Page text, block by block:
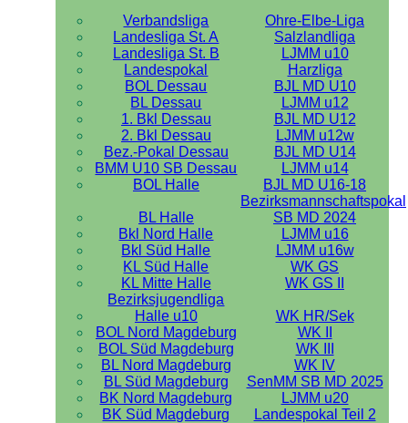
Verbandsliga
Ohre-Elbe-Liga
Landesliga St. A
Salzlandliga
Landesliga St. B
LJMM u10
Landespokal
Harzliga
BOL Dessau
BJL MD U10
BL Dessau
LJMM u12
1. Bkl Dessau
BJL MD U12
2. Bkl Dessau
LJMM u12w
Bez.-Pokal Dessau
BJL MD U14
BMM U10 SB Dessau
LJMM u14
BOL Halle
BJL MD U16-18
BL Halle
Bezirksmannschaftspokal
SB MD 2024
Bkl Nord Halle
LJMM u16
Bkl Süd Halle
LJMM u16w
KL Süd Halle
WK GS
KL Mitte Halle
WK GS II
Bezirksjugendliga
Halle u10
WK HR/Sek
BOL Nord Magdeburg
WK II
BOL Süd Magdeburg
WK III
BL Nord Magdeburg
WK IV
BL Süd Magdeburg
SenMM SB MD 2025
BK Nord Magdeburg
LJMM u20
BK Süd Magdeburg
Landespokal Teil 2